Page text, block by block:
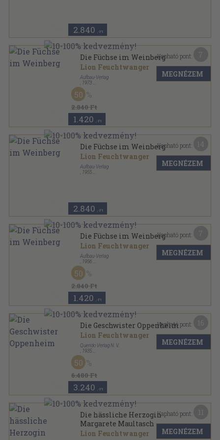
2.840 ,-Ft
Die Füchse im Weinberg
Lion Feuchtwanger
Aufbau-Verlag
1973
Vászon
Bibliothek der Weltliteratur sorozat
2.840 Ft
50
1.420 ,-Ft
Kapható pont:
MEGNÉZEM
Die Füchse im Weinberg
Lion Feuchtwanger
Aufbau-Verlag
1955
2.840 ,-Ft
Kapható pont:
MEGNÉZEM
Die Füchse im Weinberg
Lion Feuchtwanger
Aufbau-Verlag
1956
Vászon
2.840 Ft
50
1.420 ,-Ft
Kapható pont:
MEGNÉZEM
Die Geschwister Oppenheim
Lion Feuchtwanger
Querido Verlag N. V.
1935
Vászon
6.480 Ft
50
3.240 ,-Ft
Kapható pont:
MEGNÉZEM
Die hässliche Herzogin
Margarete Maultasch
Lion Feuchtwanger
Kapható pont:
MEGNÉZEM